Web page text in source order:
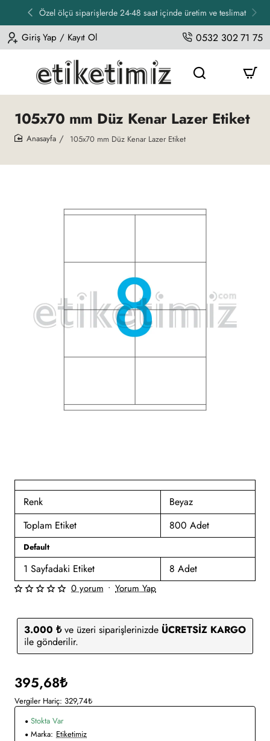
Özel ölçü siparişlerde 24-48 saat içinde üretim ve teslimat
Giriş Yap / Kayıt Ol 0532 302 71 75
105x70 mm Düz Kenar Lazer Etiket
105x70 mm Düz Kenar Lazer Etiket
Renk
Beyaz
Toplam Etiket
800 Adet
Default
1 Sayfadaki Etiket 8 Adet
3.000 ₺ve üzeri siparişlerinizde ÜCRETSİZ KARGO
ile gönderilir.
0 yorum • Yorum Yap
395,68₺
Vergiler Hariç: 329,74₺
Stokta Var
Marka: Etiketimiz